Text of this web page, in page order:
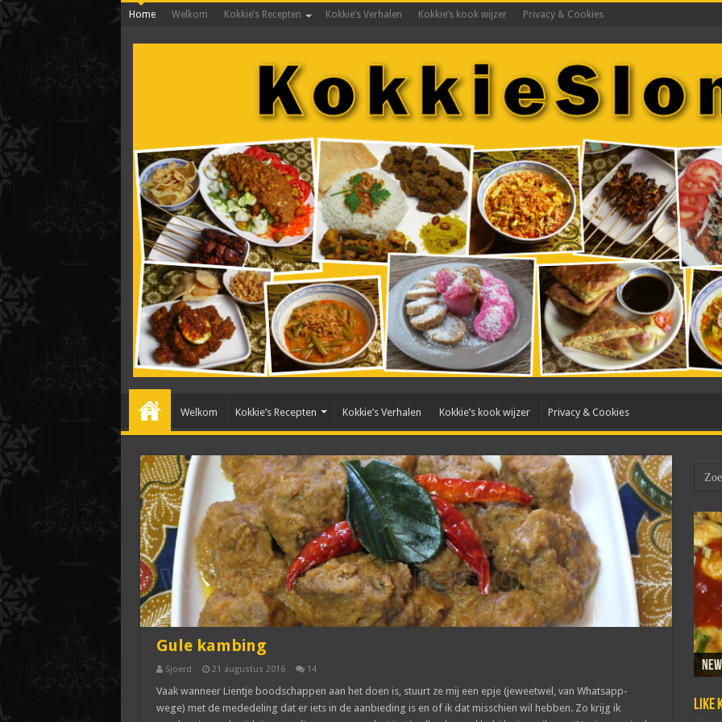
Home Welkom Kokkie’s Recepten Kokkie’s Verhalen Kokkie’s kook wijzer Privacy & Cookies
Welkom Kokkie’s Recepten Kokkie’s Verhalen Kokkie’s kook wijzer Privacy & Cookies
Gule kambing
Sjoerd 21 augustus 2016 14
Vaak wanneer Lientje boodschappen aan het doen is, stuurt ze mij een epje (jeweetwel, van Whatsapp-
wege) met de mededeling dat er iets in de aanbieding is en of ik dat misschien wil hebben. Zo krijg ik
Like